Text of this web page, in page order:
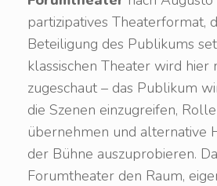
partizipatives Theaterformat,
Beteiligung des Publikums
klassischen Theater wird hier
zugeschaut – das Publikum
die Szenen einzugreifen,
übernehmen und alternative
der Bühne auszuprobieren.
Forumtheater den Raum,